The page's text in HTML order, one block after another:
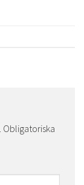
Obligatoriska